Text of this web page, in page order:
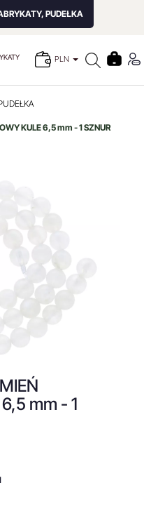
PUDEŁKA
PLN
KULE 6,5 mm - 1 SZNUR
mm - 1